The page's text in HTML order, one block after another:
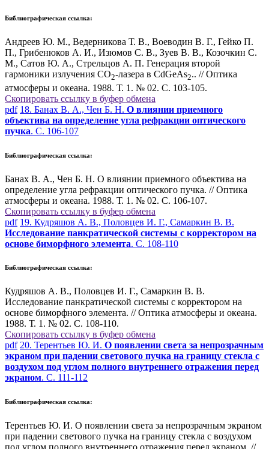
Библиографическая ссылка:
Андреев Ю. М., Ведерникова Т. В., Воеводин В. Г., Гейко П.
П., Грибенюков А. И., Изюмов С. В., Зуев В. В., Козочкин С.
М., Сатов Ю. А., Стрельцов А. П. Генерация второй
гармоники излучения СО2-лазера в CdGeAs2.. // Оптика
атмосферы и океана. 1988. Т. 1. № 02. С. 103-105.
Скопировать ссылку в буфер обмена
pdf 18. Банах В. А., Чен Б. Н. О влиянии приемного
объектива на определение угла рефракции оптического
пучка. С. 106-107
Библиографическая ссылка:
Банах В. А., Чен Б. Н. О влиянии приемного объектива на
определение угла рефракции оптического пучка. // Оптика
атмосферы и океана. 1988. Т. 1. № 02. С. 106-107.
Скопировать ссылку в буфер обмена
pdf 19. Кудряшов А. В., Половцев И. Г., Самаркин В. В.
Исследование панкратической системы с корректором на
основе биморфного элемента. С. 108-110
Библиографическая ссылка:
Кудряшов А. В., Половцев И. Г., Самаркин В. В.
Исследование панкратической системы с корректором на
основе биморфного элемента. // Оптика атмосферы и океана.
1988. Т. 1. № 02. С. 108-110.
Скопировать ссылку в буфер обмена
pdf 20. Терентьев Ю. И. О появлении света за непрозрачным
экраном при падении светового пучка на границу стекла с
воздухом под углом полного внутреннего отражения перед
экраном. С. 111-112
Библиографическая ссылка:
Терентьев Ю. И. О появлении света за непрозрачным экраном
при падении светового пучка на границу стекла с воздухом